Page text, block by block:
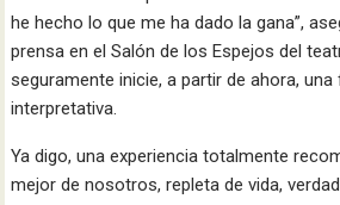
he hecho lo que me ha dado la gana”,
prensa en el Salón de los Espejos del
seguramente inicie, a partir de ahora,
interpretativa.
Ya digo, una experiencia totalmente
mejor de nosotros, repleta de vida,